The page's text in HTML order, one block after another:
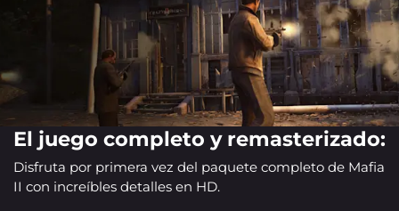
El juego completo y remasterizado:
Disfruta por primera vez del paquete completo de Mafia
II con increíbles detalles en HD.